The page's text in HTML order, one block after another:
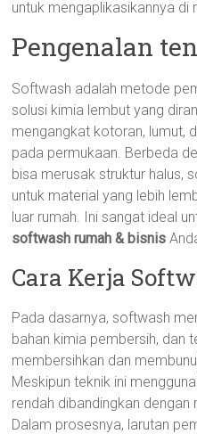
untuk mengaplikasikannya di
Pengenalan
Softwash adalah metode
solusi kimia lembut yang
mengangkat kotoran, lumut,
pada permukaan. Berbeda
bisa merusak struktur halus,
untuk material yang lebih
luar rumah. Ini sangat ideal
softwash rumah & bisnis
Cara Kerja
Pada dasarnya, softwash
bahan kimia pembersih, dan
membersihkan dan
Meskipun teknik ini
rendah dibandingkan
Dalam prosesnya, larutan